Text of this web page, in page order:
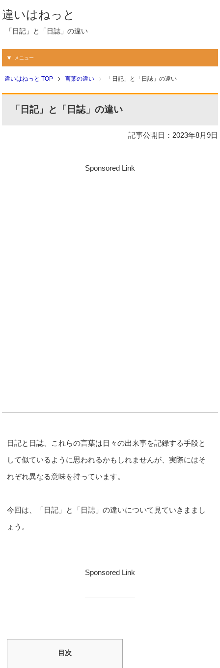
違いはねっと
「日記」と「日誌」の違い
メニュー
違いはねっと TOP 言葉の違い 「日記」と「日誌」の違い
「日記」と「日誌」の違い
記事公開日：2023年8月9日
Sponsored Link
日記と日誌、これらの言葉は日々の出来事を記録する手段と
して似ているように思われるかもしれませんが、実際にはそ
れぞれ異なる意味を持っています。
今回は、「日記」と「日誌」の違いについて見ていきままし
ょう。
Sponsored Link
目次